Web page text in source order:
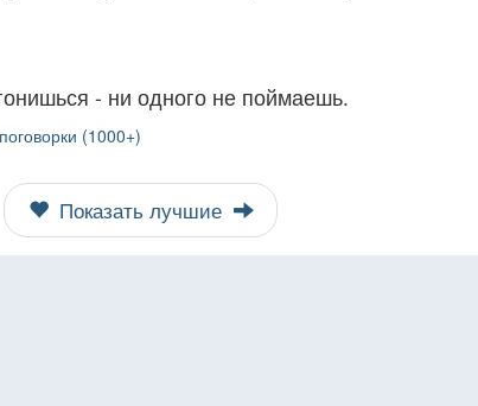
- ни одного не поймаешь.
(1000+)
Показать лучшие